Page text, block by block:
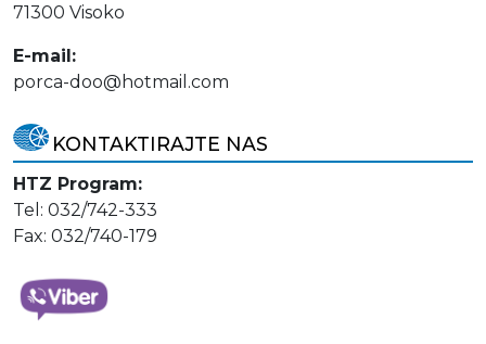
71300 Visoko
E-mail:
porca-doo@hotmail.com
KONTAKTIRAJTE NAS
HTZ Program:
Tel: 032/742-333
Fax: 032/740-179